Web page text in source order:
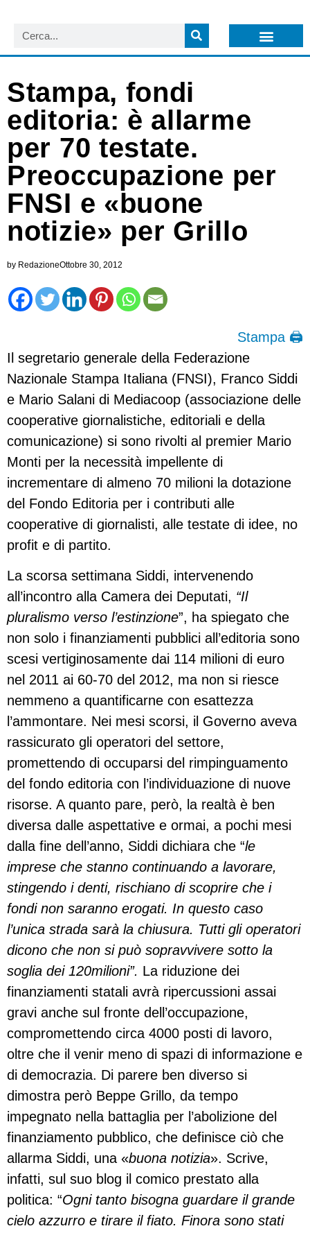
Stampa, fondi
editoria: è allarme
per 70 testate.
Preoccupazione per
FNSI e «buone
notizie» per Grillo
by RedazioneOttobre 30, 2012
Stampa 🖨
Il segretario generale della Federazione
Nazionale Stampa Italiana (FNSI), Franco Siddi
e Mario Salani di Mediacoop (associazione delle
cooperative giornalistiche, editoriali e della
comunicazione) si sono rivolti al premier Mario
Monti per la necessità impellente di
incrementare di almeno 70 milioni la dotazione
del Fondo Editoria per i contributi alle
cooperative di giornalisti, alle testate di idee, no
profit e di partito.
La scorsa settimana Siddi, intervenendo
all’incontro alla Camera dei Deputati, “Il
pluralismo verso l’estinzione”, ha spiegato che
non solo i finanziamenti pubblici all’editoria sono
scesi vertiginosamente dai 114 milioni di euro
nel 2011 ai 60-70 del 2012, ma non si riesce
nemmeno a quantificarne con esattezza
l’ammontare. Nei mesi scorsi, il Governo aveva
rassicurato gli operatori del settore,
promettendo di occuparsi del rimpinguamento
del fondo editoria con l’individuazione di nuove
risorse. A quanto pare, però, la realtà è ben
diversa dalle aspettative e ormai, a pochi mesi
dalla fine dell’anno, Siddi dichiara che “le
imprese che stanno continuando a lavorare,
stingendo i denti, rischiano di scoprire che i
fondi non saranno erogati. In questo caso
l’unica strada sarà la chiusura. Tutti gli operatori
dicono che non si può sopravvivere sotto la
soglia dei 120milioni”. La riduzione dei
finanziamenti statali avrà ripercussioni assai
gravi anche sul fronte dell’occupazione,
compromettendo circa 4000 posti di lavoro,
oltre che il venir meno di spazi di informazione e
di democrazia. Di parere ben diverso si
dimostra però Beppe Grillo, da tempo
impegnato nella battaglia per l’abolizione del
finanziamento pubblico, che definisce ciò che
allarma Siddi, una «buona notizia». Scrive,
infatti, sul suo blog il comico prestato alla
politica: “Ogni tanto bisogna guardare il grande
cielo azzurro e tirare il fiato. Finora sono stati